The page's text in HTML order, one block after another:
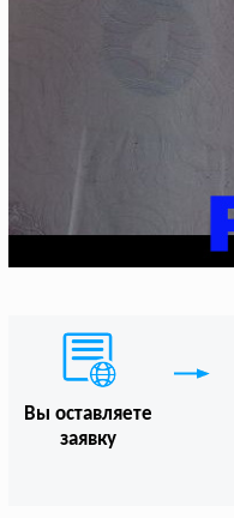
Вы оставляете
заявку